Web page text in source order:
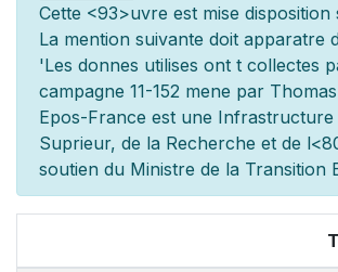
Cette <93>uvre est mise disposition
La mention suivante doit apparatre
'Les donnes utilises ont t collectes
campagne 11-152 mene par
Epos-France est une
Suprieur, de la Recherche et de l
soutien du Ministre de la Transition